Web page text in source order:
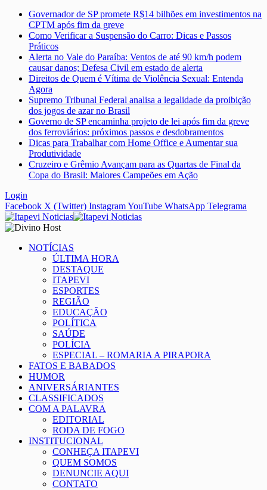
Governador de SP promete R$14 bilhões em investimentos na
CPTM após fim da greve
Como Verificar a Suspensão do Carro: Dicas e Passos
Práticos
Alerta no Vale do Paraíba: Ventos de até 90 km/h podem
causar danos; Defesa Civil em estado de alerta
Direitos de Quem é Vítima de Violência Sexual: Entenda
Agora
Supremo Tribunal Federal analisa a legalidade da proibição
dos jogos de azar no Brasil
Governo de SP encaminha projeto de lei após fim da greve
dos ferroviários: próximos passos e desdobramentos
Dicas para Trabalhar com Home Office e Aumentar sua
Produtividade
Cruzeiro e Grêmio Avançam para as Quartas de Final da
Copa do Brasil: Maiores Campeões em Ação
Login
Facebook X (Twitter) InstagramYouTube WhatsApp Telegrama
NOTÍCIAS
ÚLTIMA HORA
DESTAQUE
ITAPEVI
ESPORTES
REGIÃO
EDUCAÇÃO
POLÍTICA
SAÚDE
POLÍCIA
ESPECIAL – ROMARIA A PIRAPORA
FATOS E BABADOS
HUMOR
ANIVERSÁRIANTES
CLASSIFICADOS
COM A PALAVRA
EDITORIAL
RODA DE FOGO
INSTITUCIONAL
CONHEÇA ITAPEVI
QUEM SOMOS
DENUNCIE AQUI
CONTATO